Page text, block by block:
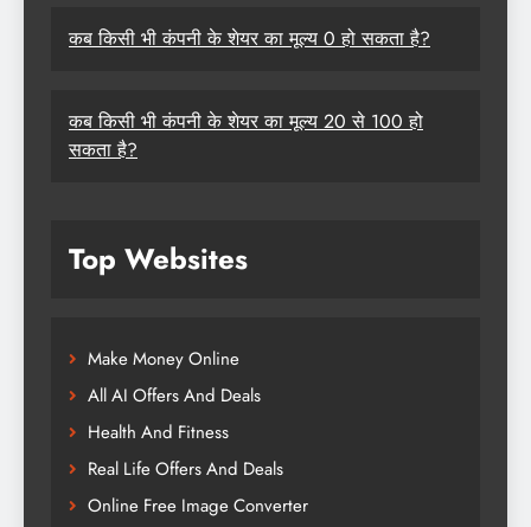
कब किसी भी कंपनी के शेयर का मूल्य 0 हो सकता है?
कब किसी भी कंपनी के शेयर का मूल्य 20 से 100 हो
सकता है?
Top Websites
Make Money Online
All AI Offers And Deals
Health And Fitness
Real Life Offers And Deals
Online Free Image Converter